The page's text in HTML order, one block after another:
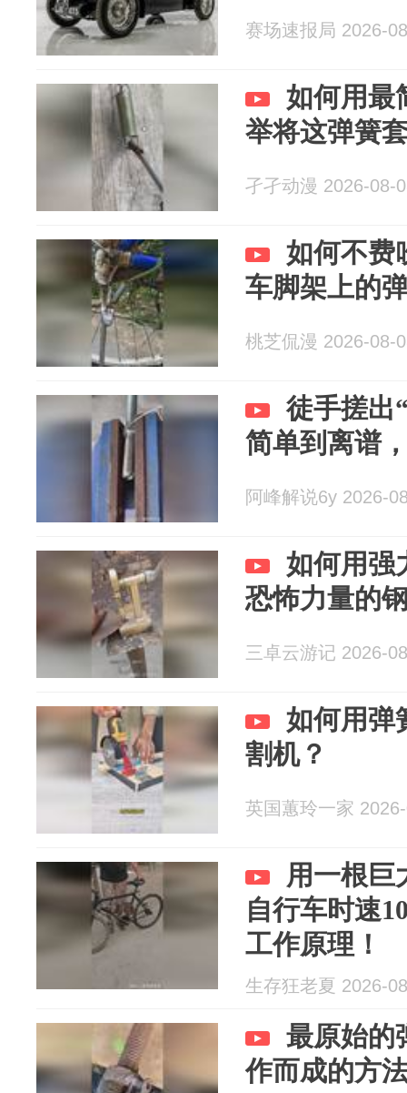
赛场速报局 2026-
如何用最
举将这弹簧
孑孑动漫 2026-08-
如何不费
车脚架上的
桃芝侃漫 2026-08-
徒手搓出
简单到离谱
阿峰解说6y 2026-
如何用强
恐怖力量的
三卓云游记 2026-
如何用弹
割机？
英国蕙玲一家
用一根巨
自行车时速
工作原理！
生存狂老夏 2026-
最原始的
作而成的方